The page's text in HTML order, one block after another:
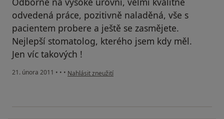
odvedená práce, pozitivně naladěná, vše s
pacientem probere a ještě se zasmějete.
Nejlepší stomatolog, kterého jsem kdy měl.
Jen víc takových !
21. února 2011 • • • podle názoru uživatele Pacient
Nahlásit zneužití